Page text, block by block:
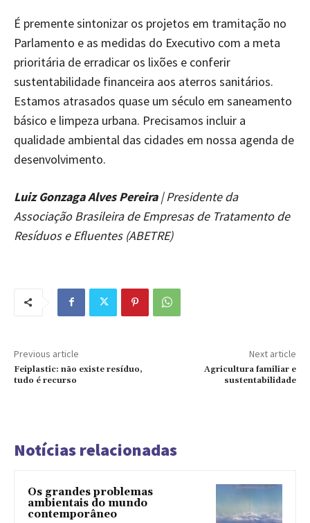
É premente sintonizar os projetos em tramitação no
Parlamento e as medidas do Executivo com a meta
prioritária de erradicar os lixões e conferir
sustentabilidade financeira aos aterros sanitários.
Estamos atrasados quase um século em saneamento
básico e limpeza urbana. Precisamos incluir a
qualidade ambiental das cidades em nossa agenda de
desenvolvimento.
Luiz Gonzaga Alves Pereira| Presidente da
Associação Brasileira de Empresas de Tratamento de
Resíduos e Efluentes (ABETRE)
Previous article
Feiplastic: não existe resíduo,
tudo é recurso
Next article
Agricultura familiar e
sustentabilidade
Notícias relacionadas
Os grandes problemas
ambientais do mundo
contemporâneo